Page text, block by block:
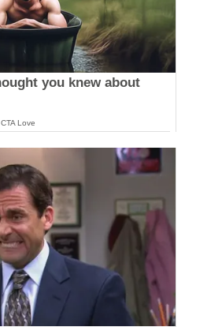
you knew about
CTA Love